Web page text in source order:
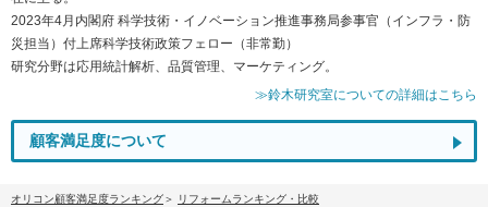
2023年4月内閣府 科学技術・イノベーション推進事務局参事官（インフラ・防
災担当）付上席科学技術政策フェロー（非常勤）
研究分野は応用統計解析、品質管理、マーケティング。
≫鈴木研究室についての詳細はこちら
顧客満足度について
オリコン顧客満足度ランキング
リフォームランキング・比較